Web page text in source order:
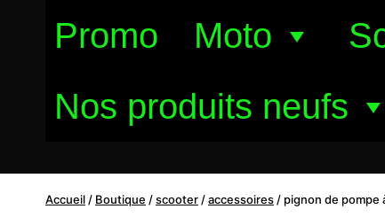
Promo Moto
Nos produits neufs
Accueil / Boutique /scooter /accessoires / pignon de pompe